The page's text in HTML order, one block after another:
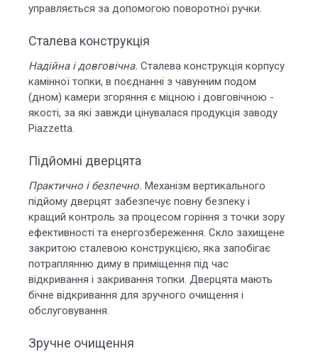
управляється за допомогою поворотної ручки.
Сталева конструкція
Надійна і довговічна. Сталева конструкція корпусу
камінної топки, в поєднанні з чавунним подом
(дном) камери згоряння є міцною і довговічною -
якості, за які завжди цінувалася продукція заводу
Piazzetta.
Підйомні дверцята
Практично і безпечно. Механізм вертикального
підйому дверцят забезпечує повну безпеку і
кращий контроль за процесом горіння з точки зору
ефективності та енергозбереження. Скло захищене
закритою сталевою конструкцією, яка запобігає
потраплянню диму в приміщення під час
відкривання і закривання топки. Дверцята мають
бічне відкривання для зручного очищення і
обслуговування.
Зручне очищення